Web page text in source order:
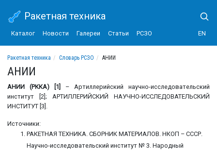
Ракетная техника
Каталог Новости Галереи Статьи РСЗО EN
Ракетная техника Словарь РСЗО АНИИ
АНИИ
АНИИ (РККА) [1]
– Артиллерийский научно-исследовательский
институт [2]; АРТИЛЛЕРИЙСКИЙ НАУЧНО-ИССЛЕДОВАТЕЛЬСКИЙ
ИНСТИТУТ [3].
Источники:
РАКЕТНАЯ ТЕХНИКА. СБОРНИК МАТЕРИАЛОВ. НКОП – СССР.
Научно-исследовательский институт № 3. Народный